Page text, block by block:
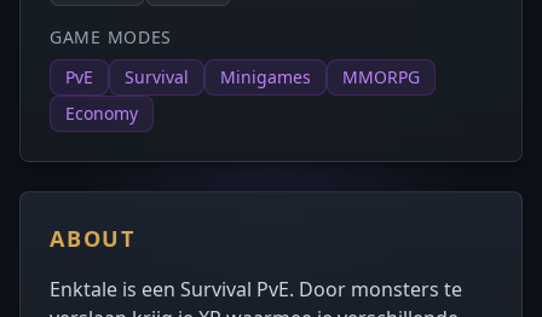
GAME MODES
PvE
Survival Minigames
MMORPG
Economy
ABOUT
Enktale is een Survival PvE. Door monsters te